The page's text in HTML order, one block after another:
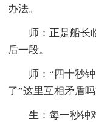
办法。
师：正是船长临
后一段。
师：“四十秒钟
了”这里互相矛盾吗
生：每一秒钟对